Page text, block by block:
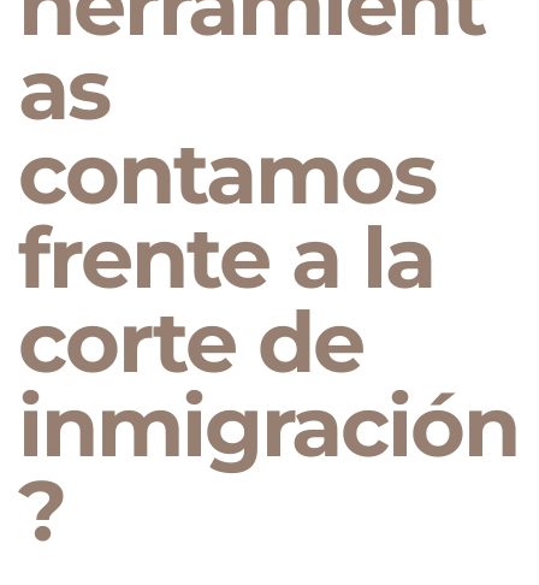
as
contamos
frente a la
corte de
inmigración
?